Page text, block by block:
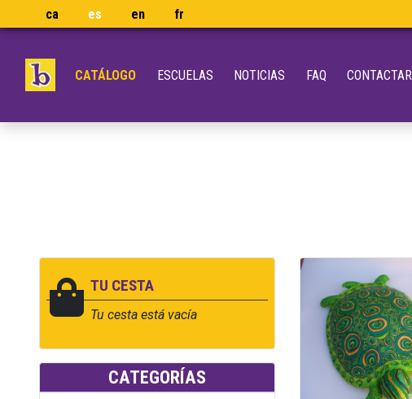
ca es en fr
CATÁLOGO ESCUELAS NOTICIAS FAQ CONTACTAR
TU CESTA
Tu cesta está vacía
CATEGORÍAS